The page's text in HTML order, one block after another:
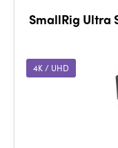
SmallRig Ultra
4K / UHD